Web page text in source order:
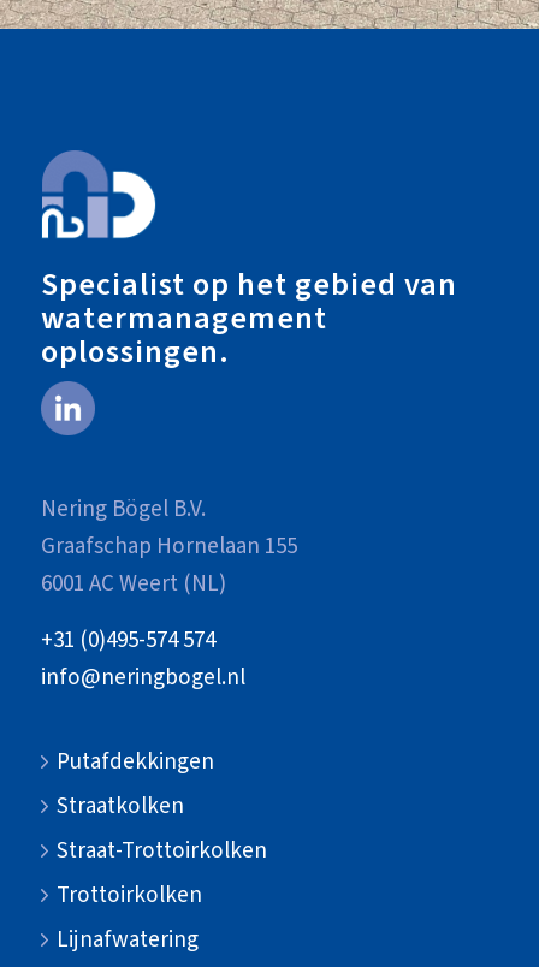
Specialist op het gebied van
watermanagement
oplossingen.
Nering Bögel B.V.
Graafschap Hornelaan 155
6001 AC Weert (NL)
+31 (0)495-574 574
info@neringbogel.nl
Putafdekkingen
Straatkolken
Straat-Trottoirkolken
Trottoirkolken
Lijnafwatering